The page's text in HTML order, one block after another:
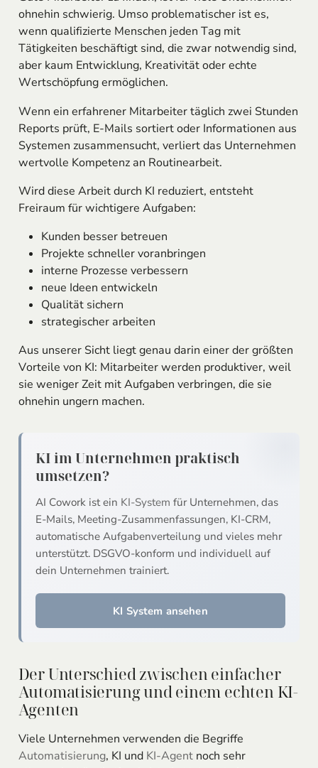
ohnehin schwierig. Umso problematischer ist es,
wenn qualifizierte Menschen jeden Tag mit
Tätigkeiten beschäftigt sind, die zwar notwendig sind,
aber kaum Entwicklung, Kreativität oder echte
Wertschöpfung ermöglichen.
Wenn ein erfahrener Mitarbeiter täglich zwei Stunden
Reports prüft, E-Mails sortiert oder Informationen aus
Systemen zusammensucht, verliert das Unternehmen
wertvolle Kompetenz an Routinearbeit.
Wird diese Arbeit durch KI reduziert, entsteht
Freiraum für wichtigere Aufgaben:
Kunden besser betreuen
Projekte schneller voranbringen
interne Prozesse verbessern
neue Ideen entwickeln
Qualität sichern
strategischer arbeiten
Aus unserer Sicht liegt genau darin einer der größten
Vorteile von KI: Mitarbeiter werden produktiver, weil
sie weniger Zeit mit Aufgaben verbringen, die sie
ohnehin ungern machen.
KI im Unternehmen praktisch
umsetzen?
AI Cowork ist ein KI-System für Unternehmen, das
E-Mails, Meeting-Zusammenfassungen, KI-CRM,
automatische Aufgabenverteilung und vieles mehr
unterstützt. DSGVO-konform und individuell auf
dein Unternehmen trainiert.
KI System ansehen
Der Unterschied zwischen einfacher
Automatisierung und einem echten KI-
Agenten
Viele Unternehmen verwenden die Begriffe
Automatisierung, KI und KI-Agentnoch sehr